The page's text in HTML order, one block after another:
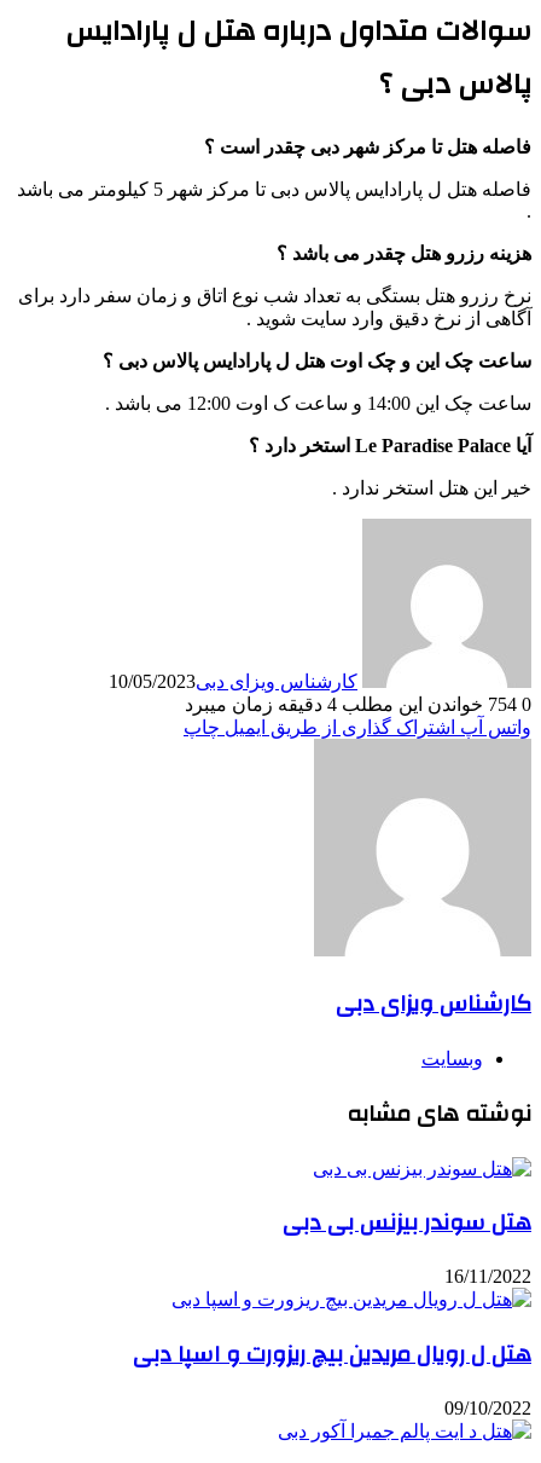
سوالات متداول درباره هتل ل پارادایس
پالاس دبی ؟
فاصله هتل تا مرکز شهر دبی چقدر است ؟
فاصله هتل ل پارادایس پالاس دبی تا مرکز شهر 5 کیلومتر می باشد
.
هزینه رزرو هتل چقدر می باشد ؟
نرخ رزرو هتل بستگی به تعداد شب نوع اتاق و زمان سفر دارد برای
آگاهی از نرخ دقیق وارد سایت شوید .
ساعت چک این و چک اوت هتل ل پارادایس پالاس دبی ؟
ساعت چک این 14:00 و ساعت ک اوت 12:00 می باشد .
آیا Le Paradise Palace استخر دارد ؟
خیر این هتل استخر ندارد .
کارشناس ویزای دبی10/05/2023
0
خواندن این مطلب 4 دقیقه زمان میبرد
واتس آپ اشتراک گذاری از طریق ایمیل چاپ
کارشناس ویزای دبی
وبسایت
نوشته های مشابه
هتل سوندر بیزنس بی دبی
16/11/2022
هتل ل رویال مریدین بیچ ریزورت و اسپا دبی
09/10/2022